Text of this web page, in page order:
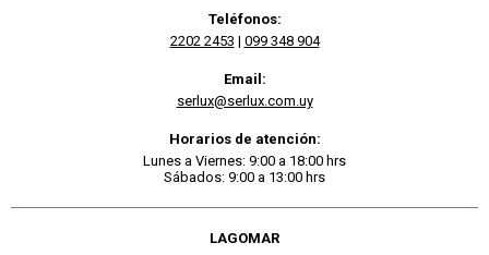
Teléfonos:
2202 2453 | 099 348 904
Email:
serlux@serlux.com.uy
Horarios de atención:
Lunes a Viernes: 9:00 a 18:00 hrs
Sábados: 9:00 a 13:00 hrs
LAGOMAR